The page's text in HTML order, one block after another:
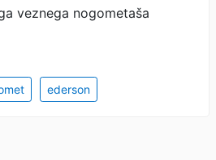
veznega nogometaša
ederson